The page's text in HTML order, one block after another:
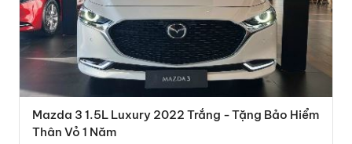
Mazda 3 1.5L Luxury 2022 Trắng - Tặng Bảo Hiểm
Thân Vỏ 1 Năm